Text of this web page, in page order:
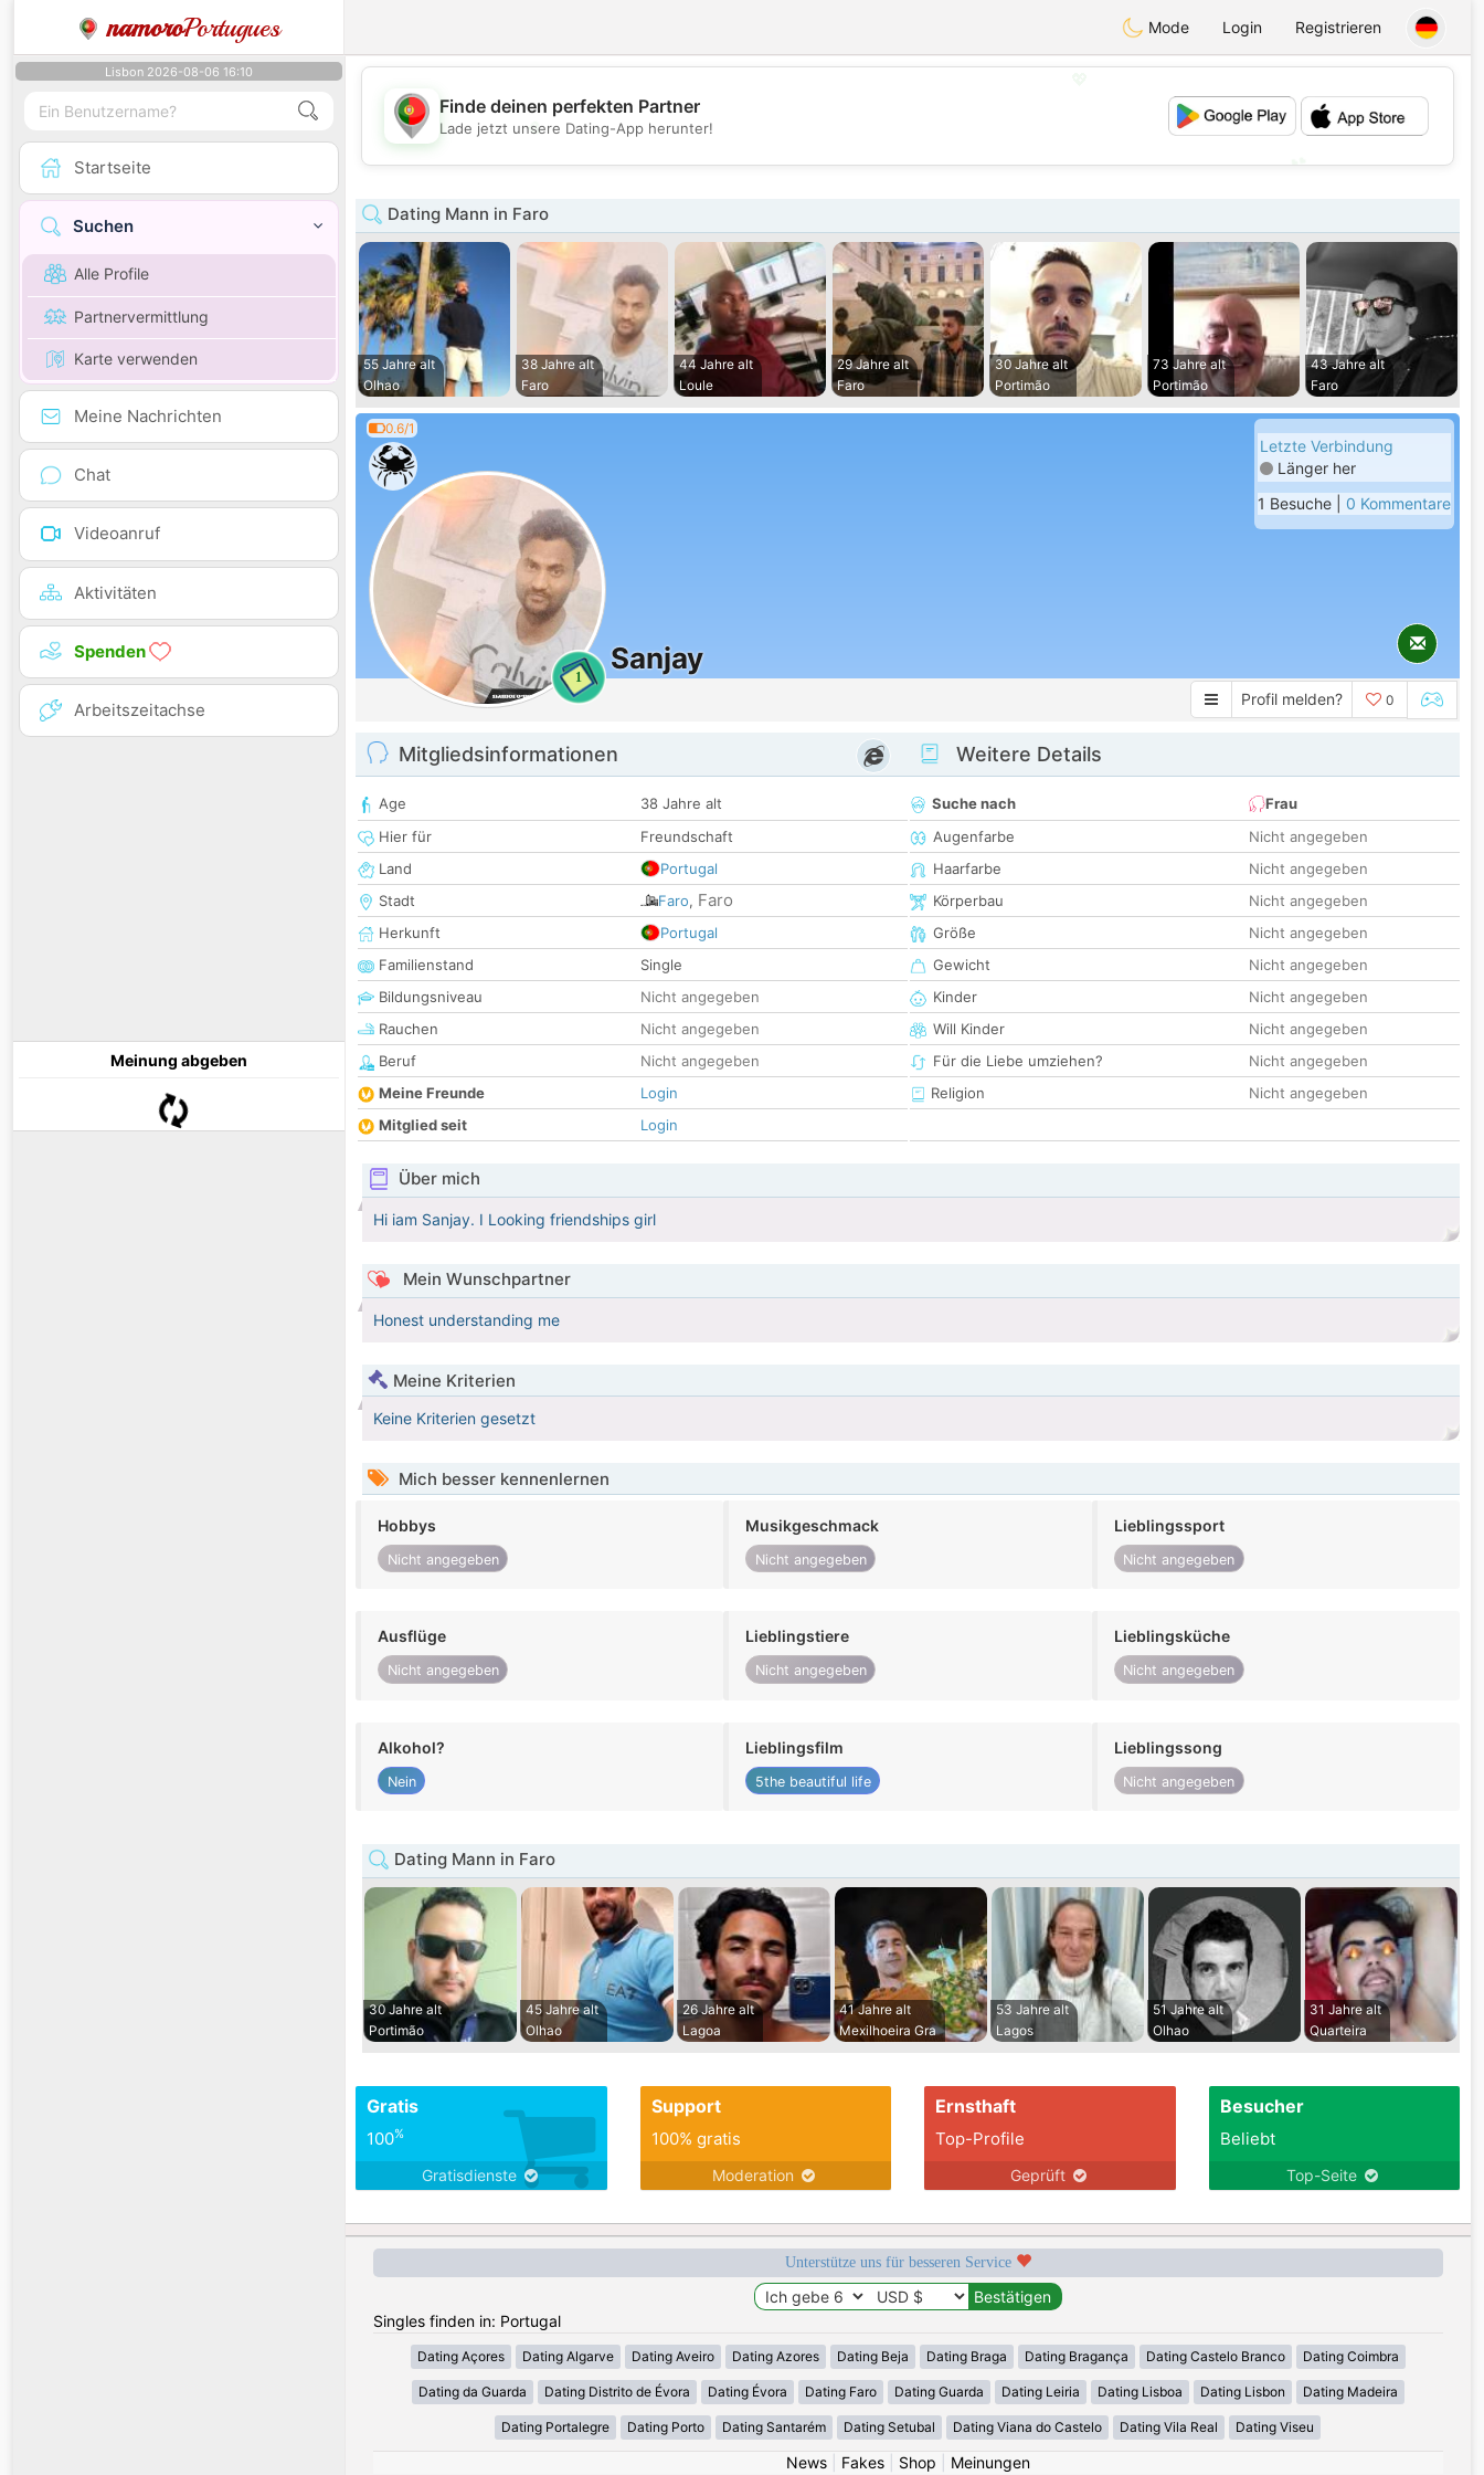
namoroPortugues Mode Login Registrieren
Lisbon 2026-08-06 16:10
Startseite
Suchen
Alle Profile
Partnervermittlung
Karte verwenden
Meine Nachrichten
Chat
Videoanruf
Aktivitäten
Spenden
Arbeitszeitachse
Meinung abgeben
💖
💕
Finde deinen perfekten Partner
Lade jetzt unsere Dating-App herunter!
Dating Mann in Faro
55 Jahre alt
Olhao
38 Jahre alt
Faro
44 Jahre alt
Loule
29 Jahre alt
Faro
30 Jahre alt
Portimão
73 Jahre alt
Portimão
43 Jahre alt
Faro
0.6/1
1
Sanjay
Letzte Verbindung
Länger her
1 Besuche | 0 Kommentare
Profil melden? 0
Mitgliedsinformationen
Age
38 Jahre alt
Hier für
Freundschaft
Land
Portugal
Stadt
Faro, Faro
Herkunft
Portugal
Familienstand
Single
Bildungsniveau
Nicht angegeben
Rauchen
Nicht angegeben
Beruf
Nicht angegeben
Meine Freunde
Login
Mitglied seit
Login
Weitere Details
Suche nach
Frau
Augenfarbe
Nicht angegeben
Haarfarbe
Nicht angegeben
Körperbau
Nicht angegeben
Größe
Nicht angegeben
Gewicht
Nicht angegeben
Kinder
Nicht angegeben
Will Kinder
Nicht angegeben
Für die Liebe umziehen?
Nicht angegeben
Religion
Nicht angegeben
Über mich
Hi iam Sanjay. I Looking friendships girl
Mein Wunschpartner
Honest understanding me
Meine Kriterien
Keine Kriterien gesetzt
Mich besser kennenlernen
Hobbys
Nicht angegeben
Musikgeschmack
Nicht angegeben
Lieblingssport
Nicht angegeben
Ausflüge
Nicht angegeben
Lieblingstiere
Nicht angegeben
Lieblingsküche
Nicht angegeben
Alkohol?
Nein
Lieblingsfilm
5the beautiful life
Lieblingssong
Nicht angegeben
Dating Mann in Faro
30 Jahre alt
Portimão
45 Jahre alt
Olhao
26 Jahre alt
Lagoa
41 Jahre alt
Mexilhoeira Gra
53 Jahre alt
Lagos
51 Jahre alt
Olhao
31 Jahre alt
Quarteira
Gratis
100%
Gratisdienste
Support
100% gratis
Moderation
Ernsthaft
Top-Profile
Geprüft
Besucher
Beliebt
Top-Seite
Unterstütze uns für besseren Service
Singles finden in: Portugal
Dating Açores Dating Algarve Dating Aveiro Dating Azores Dating Beja Dating Braga Dating Bragança Dating Castelo Branco Dating Coimbra
Dating da Guarda Dating Distrito de Évora Dating Évora Dating Faro Dating Guarda Dating Leiria Dating Lisboa Dating Lisbon Dating Madeira
Dating Portalegre Dating Porto Dating Santarém Dating Setubal Dating Viana do Castelo Dating Vila Real Dating Viseu
News| Fakes| Shop Meinungen